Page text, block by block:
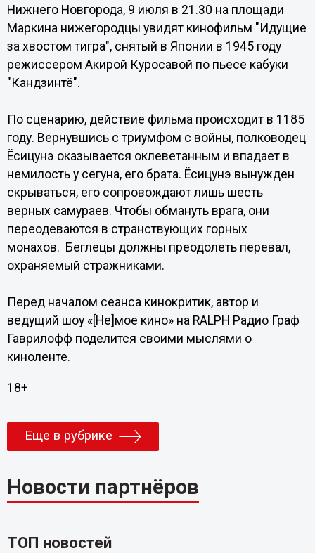
Нижнего Новгорода, 9 июля в 21.30 на площади
Маркина нижегородцы увидят кинофильм "Идущие
за хвостом тигра", снятый в Японии в 1945 году
режиссером Акирой Куросавой по пьесе кабуки
"Кандзинтё".
По сценарию, действие фильма происходит в 1185
году. Вернувшись с триумфом с войны, полководец
Ёсицунэ оказывается оклеветанным и впадает в
немилость у сегуна, его брата. Ёсицунэ вынужден
скрываться, его сопровождают лишь шесть
верных самураев. Чтобы обмануть врага, они
переодеваются в странствующих горных
монахов. Беглецы должны преодолеть перевал,
охраняемый стражниками.
Перед началом сеанса кинокритик, автор и
ведущий шоу «[Не]мое кино» на RALPH Радио Граф
Гаврилофф поделится своими мыслями о
киноленте.
18+
Еще в рубрике
Новости партнёров
ТОП новостей